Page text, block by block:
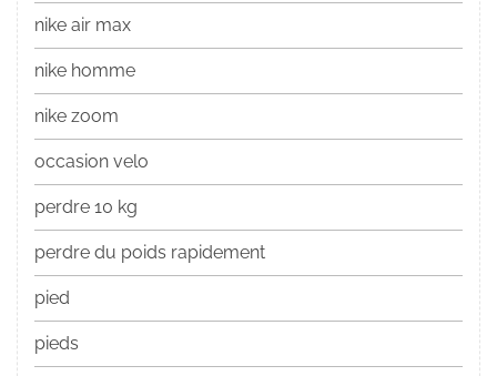
nike air max
nike homme
nike zoom
occasion velo
perdre 10 kg
perdre du poids rapidement
pied
pieds